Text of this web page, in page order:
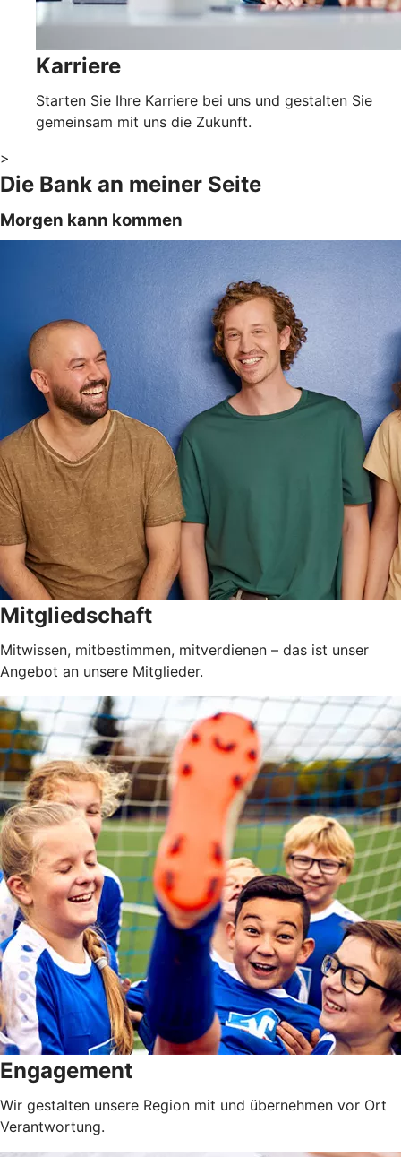
Karriere
Starten Sie Ihre Karriere bei uns und gestalten Sie
gemeinsam mit uns die Zukunft.
>
Die Bank an meiner Seite
Morgen kann kommen
Mitgliedschaft
Mitwissen, mitbestimmen, mitverdienen – das ist unser
Angebot an unsere Mitglieder.
Engagement
Wir gestalten unsere Region mit und übernehmen vor Ort
Verantwortung.